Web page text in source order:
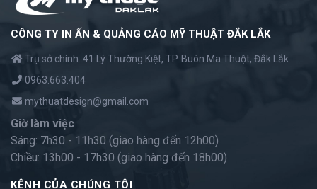
CÔNG TY IN ẤN & QUẢNG CÁO MỸ THUẬT ĐẮK LẮK
Trụ sở chính: 41 Lý Thường Kiệt, TP. Buôn Ma Thuột, Đắk Lắk
0963.663.404
mythuatdesign@gmail.com
Giờ làm việc
Sáng: 7h30 - 11h30 (giao hàng đến 12h00)
Chiều: 13h00 - 17h30 (giao hàng đến 18h00)
KÊNH CỦA CHÚNG TÔI